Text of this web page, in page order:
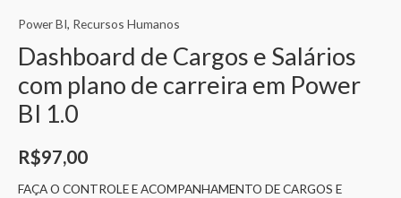
Power BI, Recursos Humanos
Dashboard de Cargos e Salários
com plano de carreira em Power
BI 1.0
R$97,00
FAÇA O CONTROLE E ACOMPANHAMENTO DE CARGOS E